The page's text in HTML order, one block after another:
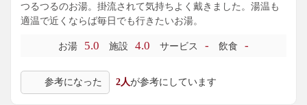
つるつるのお湯。掛流されて気持ちよく戴きました。湯温も
適温で近くならば毎日でも行きたいお湯。
お湯 5.0 施設 4.0 サービス - 飲食 -
参考になった 2人が参考にしています